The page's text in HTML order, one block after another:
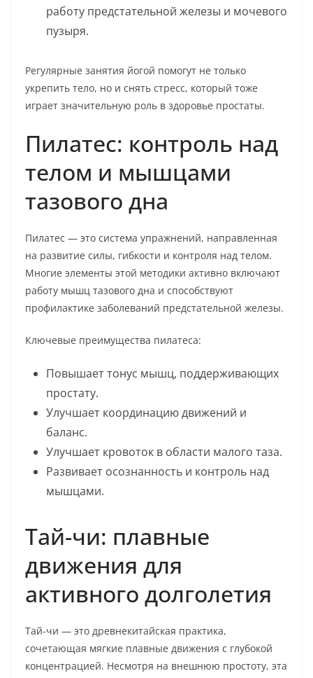
работу предстательной железы и мочевого
пузыря.
Регулярные занятия йогой помогут не только
укрепить тело, но и снять стресс, который тоже
играет значительную роль в здоровье простаты.
Пилатес: контроль над
телом и мышцами
тазового дна
Пилатес — это система упражнений, направленная
на развитие силы, гибкости и контроля над телом.
Многие элементы этой методики активно включают
работу мышц тазового дна и способствуют
профилактике заболеваний предстательной железы.
Ключевые преимущества пилатеса:
Повышает тонус мышц, поддерживающих
простату.
Улучшает координацию движений и
баланс.
Улучшает кровоток в области малого таза.
Развивает осознанность и контроль над
мышцами.
Тай-чи: плавные
движения для
активного долголетия
Тай-чи — это древнекитайская практика,
сочетающая мягкие плавные движения с глубокой
концентрацией. Несмотря на внешнюю простоту, эта